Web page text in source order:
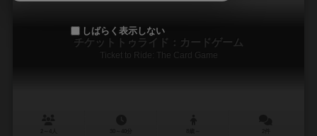
チケットトゥライド：カードゲーム
Ticket to Ride: The Card Game
しばらく表示しない